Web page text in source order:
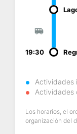
19:30
Actividades
Actividades
Los horarios, el
organización del